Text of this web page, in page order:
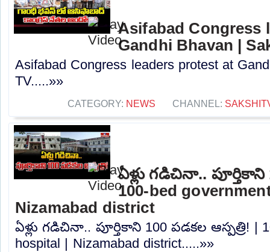
Asifabad Congress
Gandhi Bhavan |
Asifabad Congress leaders protest at
TV.....»»
CATEGORY: NEWS CHANNEL:
ఏళ్లు గడిచినా.. పూర్తికాని
100-bed
Nizamabad district
ఏళ్లు గడిచినా.. పూర్తికాని 100 పడకల ఆస్పత్రి! |
hospital | Nizamabad district.....»»